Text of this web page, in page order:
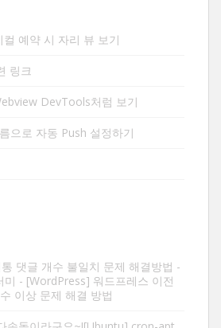
예약 시 자리 뷰 보기
링크
DevTools처럼 보기
으로 자동 Push 설정하기
댓글 개수 불일치 문제 해결방법 -
미 - [WordPress] 워드프레스 이전
이상 문제 해결 방법